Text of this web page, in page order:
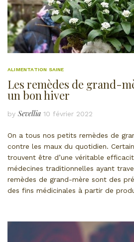
ALIMENTATION SAINE
Les remèdes de grand-
un bon hiver
by Sevellia 10 février 2022
On a tous nos petits remèdes de
contre les maux du quotidien.
trouvent être d’une véritable
médecines traditionnelles ayant
remèdes de grand-mère sont des
des fins médicinales à partir de